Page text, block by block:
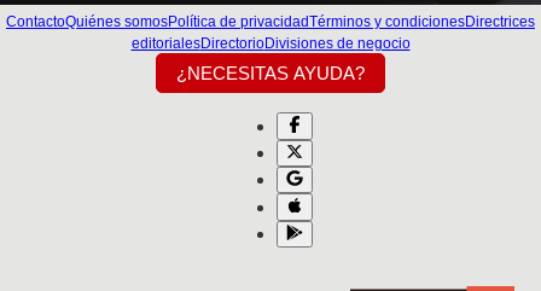
ContactoQuiénes somosPolítica de privacidadTérminos y condicionesDirectrices
editorialesDirectorioDivisiones de negocio
¿NECESITAS AYUDA?